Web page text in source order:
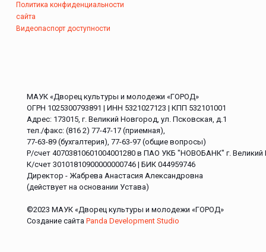
Политика конфиденциальности
сайта
Видеопаспорт доступности
МАУК «Дворец культуры и молодежи «ГОРОД»
ОГРН 1025300793891 | ИНН 5321027123 | КПП 532101001
Адрес: 173015, г. Великий Новгород, ул. Псковская, д.1
тел./факс: (816 2) 77-47-17 (приемная),
77-63-89 (бухгалтерия), 77-63-97 (общие вопросы)
Р/счет 40703810601004001280 в ПАО УКБ "НОВОБАНК" г.
К/счет 30101810900000000746 | БИК 044959746
Директор - Жабрева Анастасия Александровна
(действует на основании Устава)
©2023 МАУК «Дворец культуры и молодежи «ГОРОД»
Создание сайта Panda Development Studio